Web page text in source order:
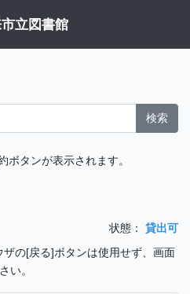
立図書館
検索
ボタンが表示されます。
状態：
貸出可
の[戻る]ボタンは使用せず、画面
い。